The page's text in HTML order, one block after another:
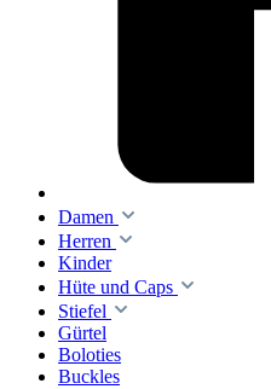
Damen
Herren
Kinder
Hüte und Caps
Stiefel
Gürtel
Boloties
Buckles